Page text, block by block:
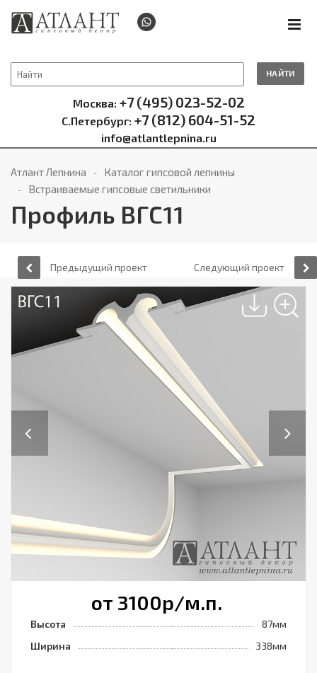
НАЙТИ
Москва: +7 (495) 023-52-02
С.Петербург: +7 (812) 604-51-52
info@atlantlepnina.ru
Атлант Лепнина
Каталог гипсовой лепнины
Встраиваемые гипсовые светильники
Профиль ВГС11
Предыдущий проект Следующий проект
от 3100р/м.п.
Высота
87мм
Ширина
338мм